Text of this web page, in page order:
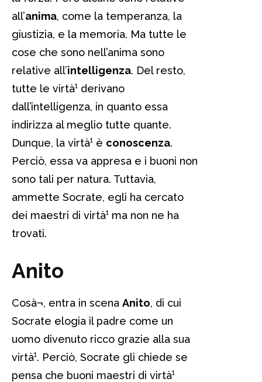
all’anima, come la temperanza, la
giustizia, e la memoria. Ma tutte le
cose che sono nell’anima sono
relative all’intelligenza. Del resto,
tutte le virtà¹ derivano
dall’intelligenza, in quanto essa
indirizza al meglio tutte quante.
Dunque, la virtà¹ è conoscenza.
Perciò, essa va appresa e i buoni non
sono tali per natura. Tuttavia,
ammette Socrate, egli ha cercato
dei maestri di virtà¹ ma non ne ha
trovati.
Anito
Cosà¬, entra in scena Anito, di cui
Socrate elogia il padre come un
uomo divenuto ricco grazie alla sua
virtà¹. Perciò, Socrate gli chiede se
pensa che buoni maestri di virtà¹